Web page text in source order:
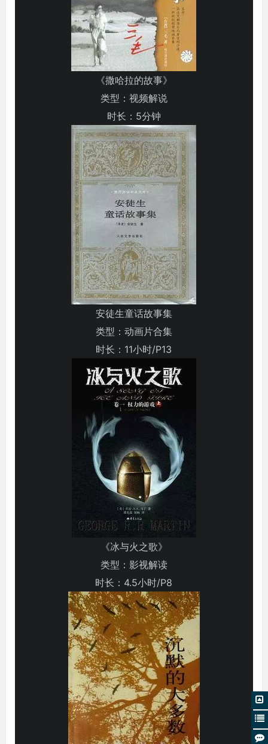
《撒哈拉的故事》
类型：视频解说
时长：5分钟
安徒生童话故事集
类型：动画片合集
时长：11小时/P13
《冰与火之歌》
类型：影视解读
时长：4.5小时/P8